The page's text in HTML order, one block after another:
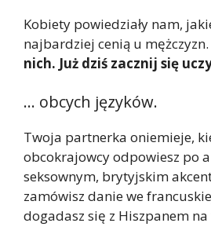
Kobiety powiedziały nam,
najbardziej cenią u mężczyzn.
nich. Już dziś zacznij się
… obcych języków.
Twoja partnerka oniemieje,
obcokrajowcy odpowiesz po
seksownym, brytyjskim
zamówisz danie we
dogadasz się z Hiszpanem